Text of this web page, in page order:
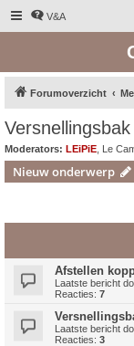
V&A
Forumoverzicht
Versnellingsbak
Moderators: LEiPiE Le
Nieuw onderwerp
Afstellen
Laatste bericht
Reacties: 7
Laatste bericht
Reacties: 3